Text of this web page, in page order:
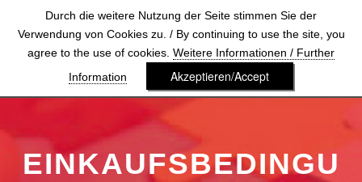
EINKAUFSBEDINGU
Durch die weitere Nutzung der Seite stimmen Sie der
Verwendung von Cookies zu. / By continuing to use the site, you
agree to the use of cookies. Weitere Informationen / Further
Information
Akzeptieren/Accept